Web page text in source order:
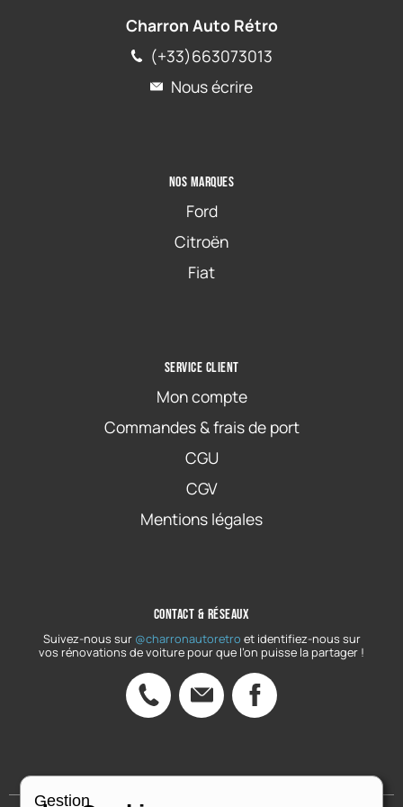
Charron Auto Rétro
(+33)663073013
Nous écrire
Nos marques
Ford
Citroën
Fiat
Service client
Mon compte
Commandes & frais de port
CGU
CGV
Mentions légales
Contact & réseaux
Suivez-nous sur @charronautoretro et identifiez-nous sur
vos rénovations de voiture pour que l’on puisse la partager !